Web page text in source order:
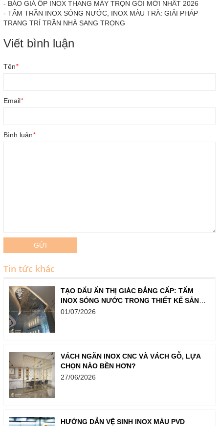
- BÁO GIÁ ỐP INOX THANG MÁY TRỌN GÓI MỚI NHẤT 2026
- TẤM TRẦN INOX SÓNG NƯỚC, INOX MÀU TRÀ: GIẢI PHÁP
TRANG TRÍ TRẦN NHÀ SANG TRỌNG
Viết bình luận
Tên*
Email*
Bình luận*
GỬI
Tin tức khác
TẠO DẤU ẤN THỊ GIÁC ĐẲNG CẤP: TẤM
INOX SÓNG NƯỚC TRONG THIẾT KẾ SẢNH,
QUẦY BAR VÀ SHOWROOM
01/07/2026
VÁCH NGĂN INOX CNC VÀ VÁCH GỖ, LỰA
CHỌN NÀO BỀN HƠN?
27/06/2026
HƯỚNG DẪN VỆ SINH INOX MÀU PVD